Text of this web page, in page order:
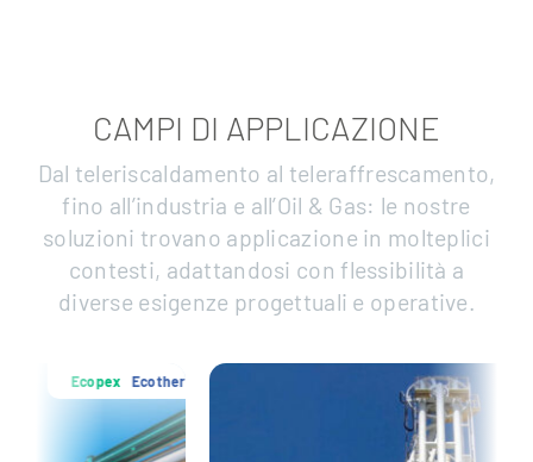
CAMPI DI APPLICAZIONE
Dal teleriscaldamento al teleraffrescamento,
fino all’industria e all’Oil & Gas: le nostre
soluzioni trovano applicazione in molteplici
contesti, adattandosi con flessibilità a
diverse esigenze progettuali e operative.
Ecopex